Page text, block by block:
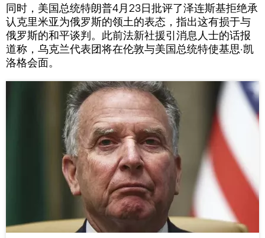
同时，美国总统特朗普4月23日批评了泽连斯基拒绝承
认克里米亚为俄罗斯的领土的表态，指出这有损于与
俄罗斯的和平谈判。此前法新社援引消息人士的话报
道称，乌克兰代表团将在伦敦与美国总统特使基思·凯
洛格会面。